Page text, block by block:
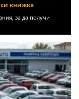
книжка
за да получи